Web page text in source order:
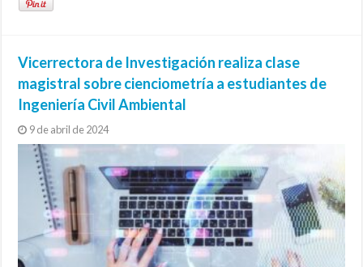
Vicerrectora de Investigación realiza clase
magistral sobre cienciometría a estudiantes de
Ingeniería Civil Ambiental
9 de abril de 2024